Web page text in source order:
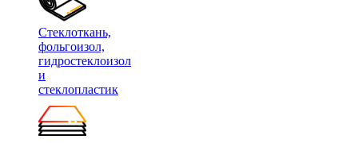
Стеклоткань,
фольгоизол,
гидростеклоизол
и
стеклопластик